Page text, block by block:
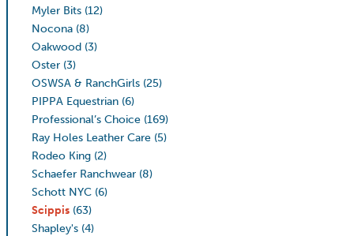
Myler Bits (12)
Nocona (8)
Oakwood (3)
Oster (3)
OSWSA & RanchGirls (25)
PIPPA Equestrian (6)
Professional’s Choice (169)
Ray Holes Leather Care (5)
Rodeo King (2)
Schaefer Ranchwear (8)
Schott NYC (6)
Scippis (63)
Shapley's (4)